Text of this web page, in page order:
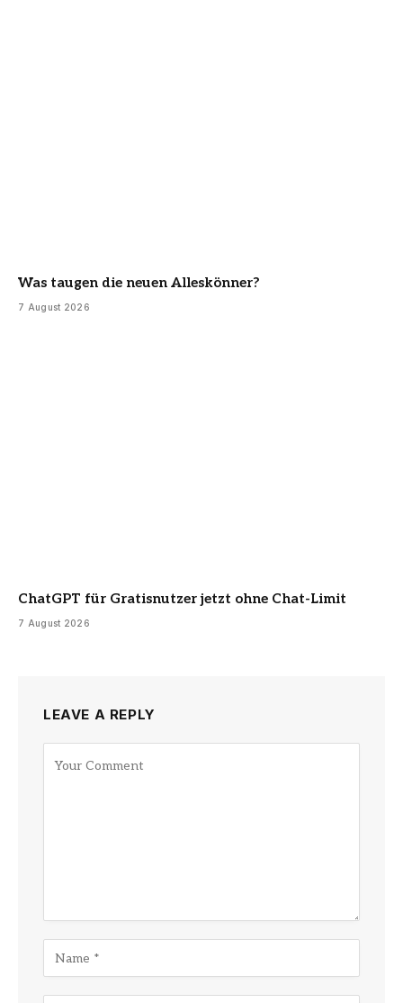
Was taugen die neuen Alleskönner?
7 August 2026
ChatGPT für Gratisnutzer jetzt ohne Chat-Limit
7 August 2026
LEAVE A REPLY